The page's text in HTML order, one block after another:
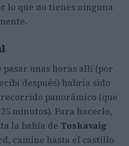
lo que no tienes ninguna
unas horas allí (por
después) habría sido
panorámico (que
minutos). Para hacerlo,
la bahía de Toskavaig
camine hasta el castillo